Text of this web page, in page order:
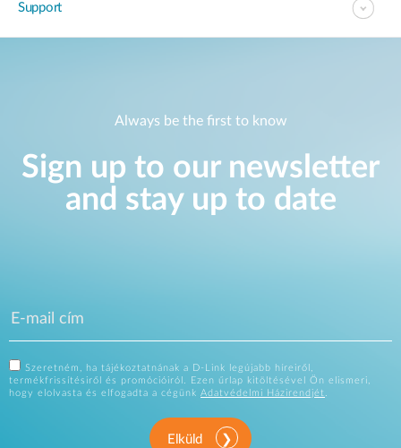
Support
Always be the first to know
Sign up to our newsletter
and stay up to date
Szeretném, ha tájékoztatnának a D-Link legújabb híreiről,
termékfrissítésiről és promócióiról. Ezen űrlap kitöltésével Ön elismeri,
hogy elolvasta és elfogadta a cégünk Adatvédelmi Házirendjét.
Elküld